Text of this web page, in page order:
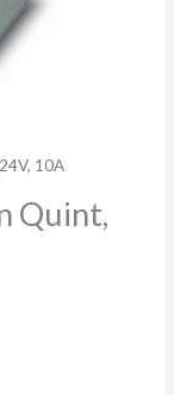
10A
Quint,